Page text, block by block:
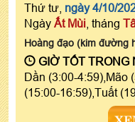
Thứ tư, ngày 4/10/
Ngày Ất Mùi , tháng
Hoàng đạo (kim đường
GIỜ TỐT TRONG
Dần (3:00-4:59),Mão
(15:00-16:59),Tuất